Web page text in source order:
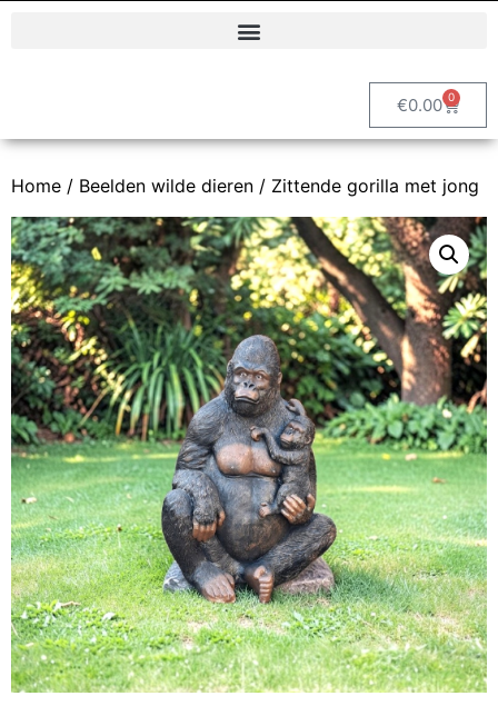
€0.00 0
Home / Beelden wilde dieren / Zittende gorilla met jong